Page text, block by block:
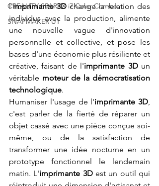
CREALITY SPARKX i7 Color Combo
SNAPMAKER U1
l'imprimante 3D change la relation des
individus avec la production, alimente
une nouvelle vague d'innovation
personnelle et collective, et pose les
bases d'une économie plus résiliente et
créative, faisant de l'imprimante 3D un
véritable moteur de la démocratisation
technologique.
Humaniser l'usage de l'imprimante 3D,
c'est parler de la fierté de réparer un
objet cassé avec une pièce conçue soi-
même, ou de la satisfaction de
transformer une idée nocturne en un
prototype fonctionnel le lendemain
matin. L'imprimante 3D est un outil qui